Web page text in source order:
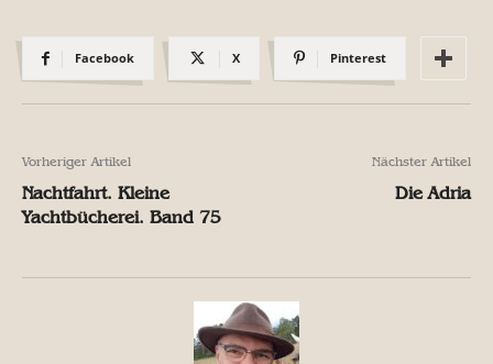
Facebook X Pinterest
Vorheriger Artikel
Nachtfahrt. Kleine
Yachtbücherei. Band 75
Nächster Artikel
Die Adria